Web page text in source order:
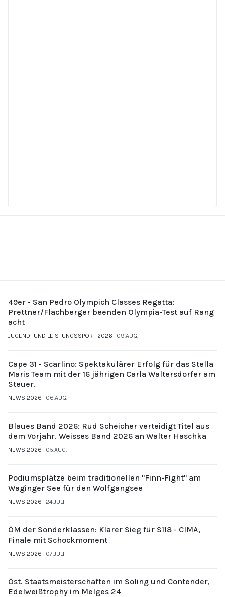
49er - San Pedro Olympich Classes Regatta:
Prettner/Flachberger beenden Olympia-Test auf Rang
acht
JUGEND- UND LEISTUNGSSPORT 2026 09.AUG.
Cape 31 - Scarlino: Spektakulärer Erfolg für das Stella
Maris Team mit der 16 jährigen Carla Waltersdorfer am
Steuer.
NEWS 2026 06.AUG.
Blaues Band 2026: Rud Scheicher verteidigt Titel aus
dem Vorjahr. Weisses Band 2026 an Walter Haschka
NEWS 2026 05.AUG.
Podiumsplätze beim traditionellen "Finn-Fight" am
Waginger See für den Wolfgangsee
NEWS 2026 24.JULI
ÖM der Sonderklassen: Klarer Sieg für S118 - CIMA,
Finale mit Schockmoment
NEWS 2026 07.JULI
Öst. Staatsmeisterschaften im Soling und Contender,
Edelweißtrophy im Melges 24